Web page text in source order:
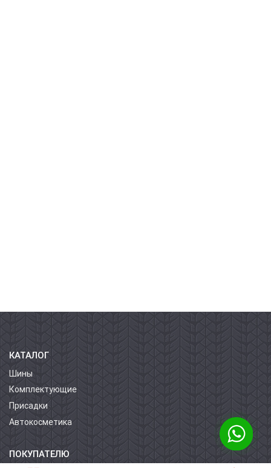
КАТАЛОГ
Шины
Комплектующие
Присадки
Автокосметика
ПОКУПАТЕЛЮ